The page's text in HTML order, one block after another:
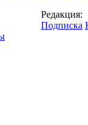
Редакция:
Подписка